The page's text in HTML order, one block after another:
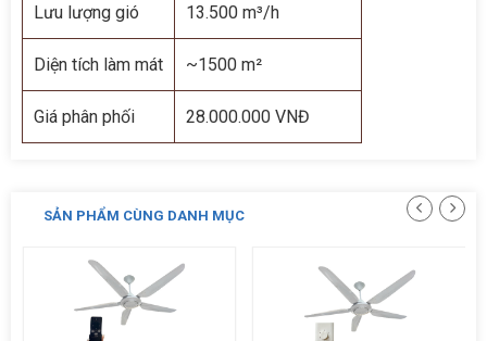
Lưu lượng gió 13.500 m³/h
Diện tích làm mát ~1500 m²
Giá phân phối 28.000.000 VNĐ
SẢN PHẨM CÙNG DANH MỤC